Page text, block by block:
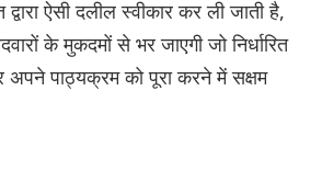
ऐसी दलील स्वीकार कर ली जाती है,
के मुकदमों से भर जाएगी जो निर्धारित
पाठ्यक्रम को पूरा करने में सक्षम